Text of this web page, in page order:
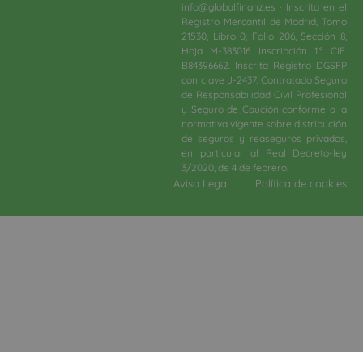
info@globalfinanz.es · Inscrita en el
Registro Mercantil de Madrid, Tomo
21530, Libro 0, Folio 206, Sección 8,
Hoja M-383016. Inscripción 1.ª. CIF.
B84396662. Inscrita Registro DGSFP
con clave J-2437. Contratado Seguro
de Responsabilidad Civil Profesional
y Seguro de Caución conforme a la
normativa vigente sobre distribución
de seguros y reaseguros privados,
en particular al Real Decreto-ley
3/2020, de 4 de febrero.​
Aviso Legal Política de cookies